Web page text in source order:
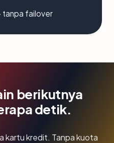
tanpa failover
berikutnya
detik.
kartu kredit. Tanpa kuota